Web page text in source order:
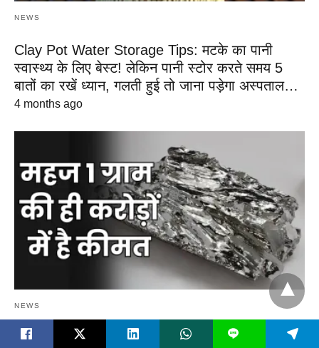
NEWS
Clay Pot Water Storage Tips: मटके का पानी
स्वास्थ्य के लिए बेस्ट! लेकिन पानी स्टोर करते समय 5
बातों का रखें ध्यान, गलती हुई तो जाना पड़ेगा अस्पताल…
4 months ago
NEWS
सोने से भी अधिक महंगा है ये मानव निर्मित पदार्थ! 1 ग्राम
L